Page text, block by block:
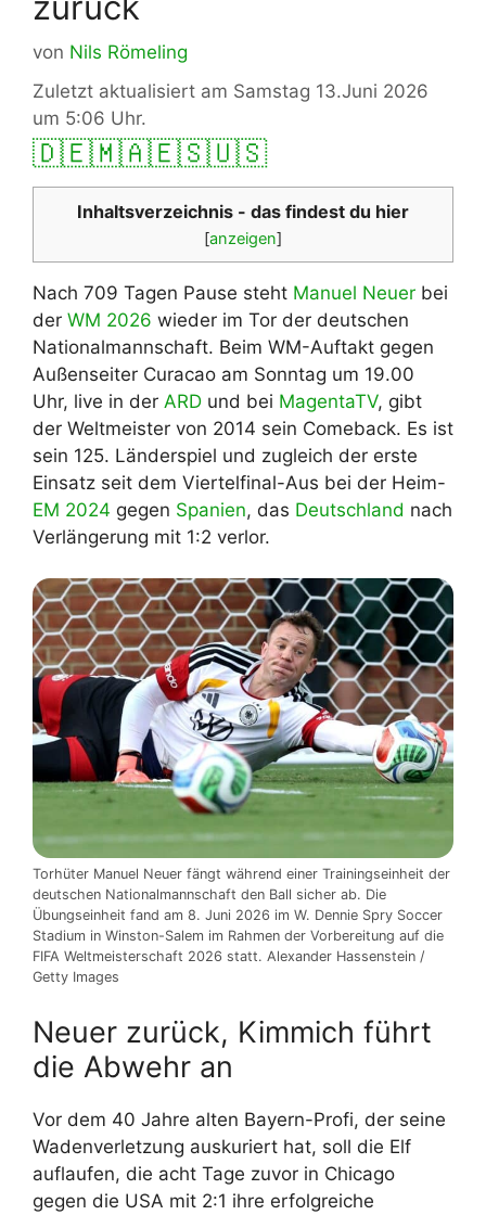
von Nils Römeling
Zuletzt aktualisiert am Samstag 13.Juni 2026
um 5:06 Uhr.
🇩🇪🇲🇦🇪🇸🇺🇸
Inhaltsverzeichnis - das findest du hier
[anzeigen]
Nach 709 Tagen Pause steht Manuel Neuer bei
der WM 2026 wieder im Tor der deutschen
Nationalmannschaft. Beim WM-Auftakt gegen
Außenseiter Curacao am Sonntag um 19.00
Uhr, live in der ARD und bei MagentaTV, gibt
der Weltmeister von 2014 sein Comeback. Es ist
sein 125. Länderspiel und zugleich der erste
Einsatz seit dem Viertelfinal-Aus bei der Heim-
EM 2024 gegen Spanien, das Deutschland nach
Verlängerung mit 1:2 verlor.
Torhüter Manuel Neuer fängt während einer Trainingseinheit der
deutschen Nationalmannschaft den Ball sicher ab. Die
Übungseinheit fand am 8. Juni 2026 im W. Dennie Spry Soccer
Stadium in Winston-Salem im Rahmen der Vorbereitung auf die
FIFA Weltmeisterschaft 2026 statt. Alexander Hassenstein /
Getty Images
Neuer zurück, Kimmich führt
die Abwehr an
Vor dem 40 Jahre alten Bayern-Profi, der seine
Wadenverletzung auskuriert hat, soll die Elf
auflaufen, die acht Tage zuvor in Chicago
gegen die USA mit 2:1 ihre erfolgreiche